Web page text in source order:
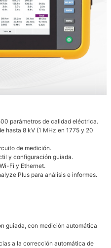
parámetros de calidad eléctrica.
hasta 8 kV (1 MHz en 1775 y 20
de medición.
y configuración guiada.
Fi y Ethernet.
Plus para análisis e informes.
guiada, con medición automática
a la corrección automática de